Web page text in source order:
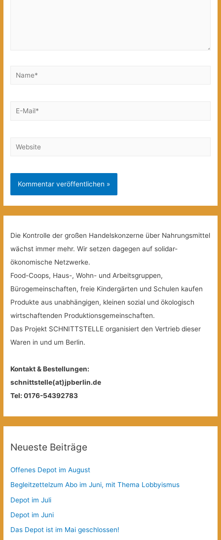
Name*
E-
Website
Die Kontrolle der großen Handelskonzerne über Nahrungsmittel
wächst immer mehr. Wir setzen dagegen auf solidar-
ökonomische Netzwerke.
Food-Coops, Haus-, Wohn- und Arbeitsgruppen,
Bürogemeinschaften, freie Kindergärten und Schulen kaufen
Produkte aus unabhängigen, kleinen sozial und ökologisch
wirtschaftenden Produktionsgemeinschaften.
Das Projekt SCHNITTSTELLE organisiert den Vertrieb dieser
Waren in und um Berlin.
Kontakt & Bestellungen:
schnittstelle(at)jpberlin.de
Tel: 0176-54392783
Neueste Beiträge
Offenes Depot im August
Begleitzettelzum Abo im Juni, mit Thema Lobbyismus
Depot im Juli
Depot im Juni
Das Depot ist im Mai geschlossen!